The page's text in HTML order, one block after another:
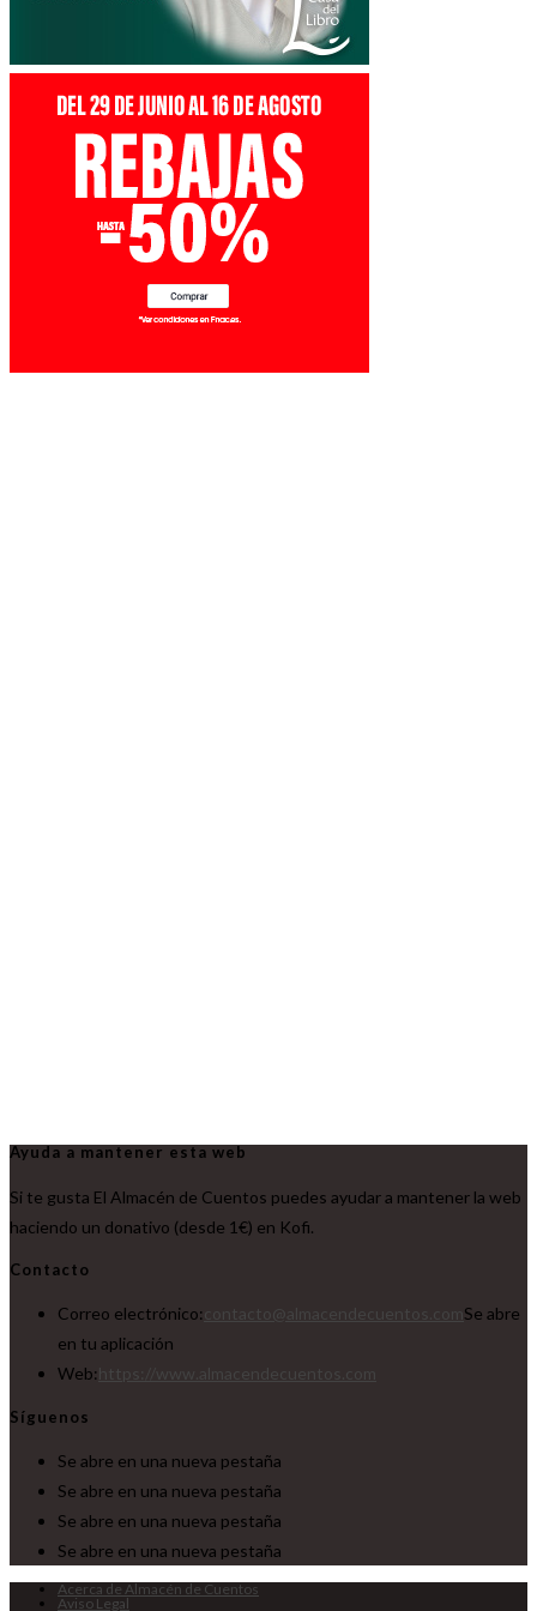
Ayuda a mantener esta web
Si te gusta El Almacén de Cuentos puedes ayudar a mantener la web
haciendo un donativo (desde 1€) en Kofi.
Contacto
Correo electrónico:
Se abre
en tu aplicación
Web:
Síguenos
Se abre en una nueva pestaña
Se abre en una nueva pestaña
Se abre en una nueva pestaña
Se abre en una nueva pestaña
Acerca de Almacén de Cuentos
Aviso Legal